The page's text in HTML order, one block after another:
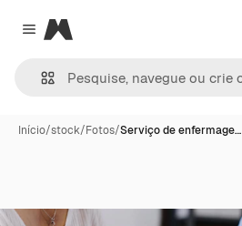
Close menu
Magnific
Início/stock/Fotos/Serviço de enfermage…